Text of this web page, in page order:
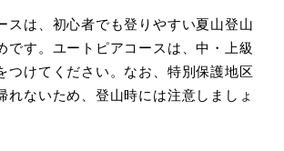
スは、初心者でも登りやすい夏山登山
です。ユートピアコースは、中・上級
つけてください。なお、特別保護地区
れないため、登山時には注意しましょ